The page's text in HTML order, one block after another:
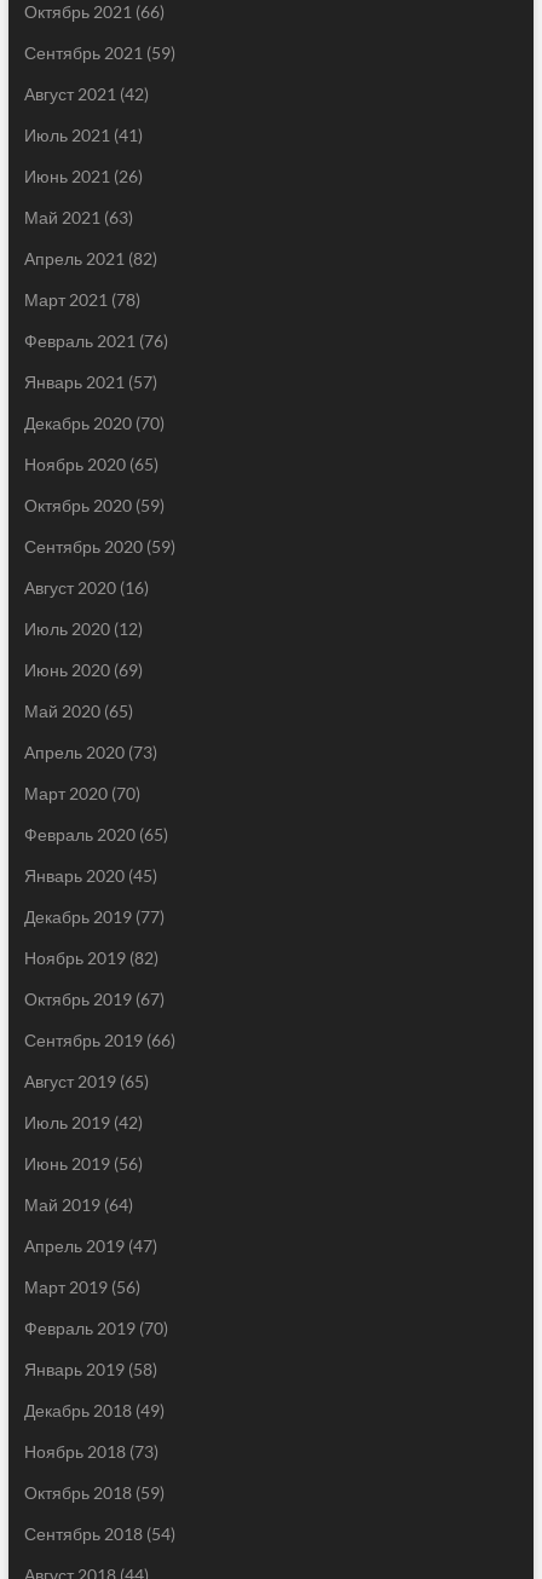
Октябрь 2021 (66)
Сентябрь 2021 (59)
Август 2021 (42)
Июль 2021 (41)
Июнь 2021 (26)
Май 2021 (63)
Апрель 2021 (82)
Март 2021 (78)
Февраль 2021 (76)
Январь 2021 (57)
Декабрь 2020(70)
Ноябрь 2020(65)
Октябрь 2020(59)
Сентябрь 2020(59)
Август 2020(16)
Июль 2020(12)
Июнь 2020(69)
Май 2020(65)
Апрель 2020(73)
Март 2020(70)
Февраль 2020(65)
Январь 2020(45)
Декабрь 2019(77)
Ноябрь 2019(82)
Октябрь 2019(67)
Сентябрь 2019(66)
Август 2019(65)
Июль 2019(42)
Июнь 2019(56)
Май 2019(64)
Апрель 2019(47)
Март 2019(56)
Февраль 2019(70)
Январь 2019(58)
Декабрь 2018(49)
Ноябрь 2018(73)
Октябрь 2018(59)
Сентябрь 2018(54)